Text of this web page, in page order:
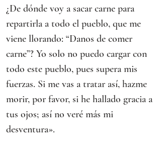
¿De dónde voy a sacar carne para
repartirla a todo el pueblo, que me
viene llorando: “Danos de comer
carne”? Yo solo no puedo cargar con
todo este pueblo, pues supera mis
fuerzas. Si me vas a tratar así, hazme
morir, por favor, si he hallado gracia a
tus ojos; así no veré más mi
desventura».